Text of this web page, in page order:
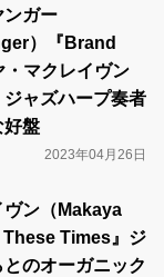
ンガー
）『Brand
マクレイヴン
ャズハープ奏者
好盤
2023年04月26日
ヴン（Makaya
Times』ジ
のオーガニック